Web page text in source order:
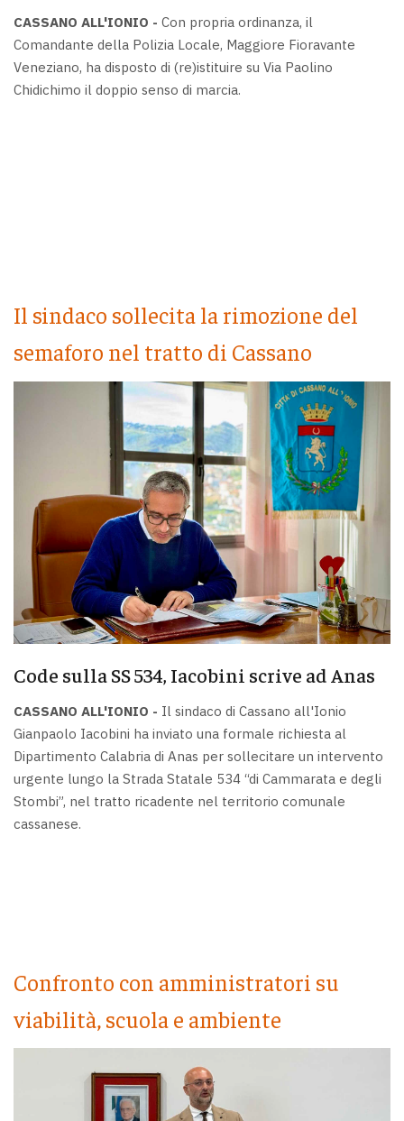
CASSANO ALL'IONIO - Con propria ordinanza, il
Comandante della Polizia Locale, Maggiore Fioravante
Veneziano, ha disposto di (re)istituire su Via Paolino
Chidichimo il doppio senso di marcia.
Il sindaco sollecita la rimozione del
semaforo nel tratto di Cassano
Code sulla SS 534, Iacobini scrive ad Anas
CASSANO ALL'IONIO - Il sindaco di Cassano all'Ionio
Gianpaolo Iacobini ha inviato una formale richiesta al
Dipartimento Calabria di Anas per sollecitare un intervento
urgente lungo la Strada Statale 534 “di Cammarata e degli
Stombi”, nel tratto ricadente nel territorio comunale
cassanese.
Confronto con amministratori su
viabilità, scuola e ambiente